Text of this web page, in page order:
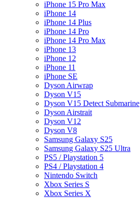
iPhone 15 Pro Max
iPhone 14
iPhone 14 Plus
iPhone 14 Pro
iPhone 14 Pro Max
iPhone 13
iPhone 12
iPhone 11
iPhone SE
Dyson Airwrap
Dyson V15
Dyson V15 Detect Submarine
Dyson Airstrait
Dyson V12
Dyson V8
Samsung Galaxy S25
Samsung Galaxy S25 Ultra
PS5 / Playstation 5
PS4 / Playstation 4
Nintendo Switch
Xbox Series S
Xbox Series X